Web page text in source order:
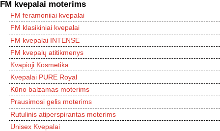
FM kvepalai moterims
FM feramoniiai kvepalai
FM klasikiniai kvepalai
FM kvepalai INTENSE
FM kvepalų atitikmenys
Kvapioji Kosmetika
Kvepalai PURE Royal
Kūno balzamas moterims
Prausimosi gelis moterims
Rutulinis atiperspirantas moterims
Unisex Kvepalai